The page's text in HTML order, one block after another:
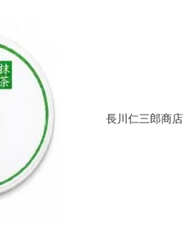
長川仁三郎商店